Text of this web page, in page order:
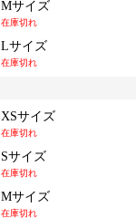
Mサイズ
在庫切れ
Lサイズ
在庫切れ
XSサイズ
在庫切れ
Sサイズ
在庫切れ
Mサイズ
在庫切れ